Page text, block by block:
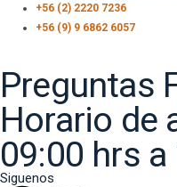
+56 (2) 2220 7236
+56 (9) 9 6862 6057
Preguntas
Horario de
09:00 hrs
Siguenos